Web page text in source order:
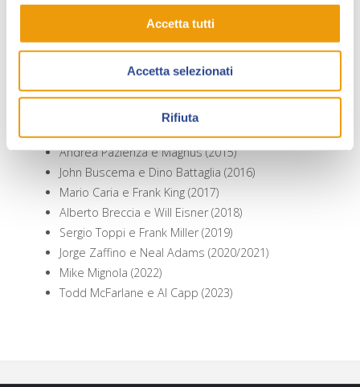
Accetta tutti
Accetta selezionati
Rifiuta
precedentemente pubblicate.
Dal 2014 a oggi, le pubblicazioni hanno approfondito,
Jack Kirby, Floyd Gottfredson, Claudio Castellini,
Antonio Rubino, Ivo Milazzo, Mike Deodato Jr.,
Marco Soldi (2014)
Andrea Pazienza e Magnus (2015)
John Buscema e Dino Battaglia (2016)
Mario Caria e Frank King (2017)
Alberto Breccia e Will Eisner (2018)
Sergio Toppi e Frank Miller (2019)
Jorge Zaffino e Neal Adams (2020/2021)
Mike Mignola (2022)
Todd McFarlane e Al Capp (2023)